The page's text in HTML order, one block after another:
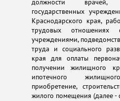
должности
государственных
Краснодарского края,
трудовых отношениях
учреждениями,
труда и социального
края для оплаты
получении жилищного
ипотечного
приобретение,
жилого помещения (далее -